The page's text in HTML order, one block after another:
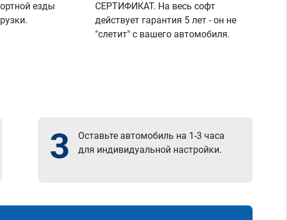
езды
СЕРТИФИКАТ. На весь софт
действует гарантия 5 лет - он не
"слетит" с вашего автомобиля.
3
Оставьте автомобиль на 1-3 часа
для индивидуальной настройки.